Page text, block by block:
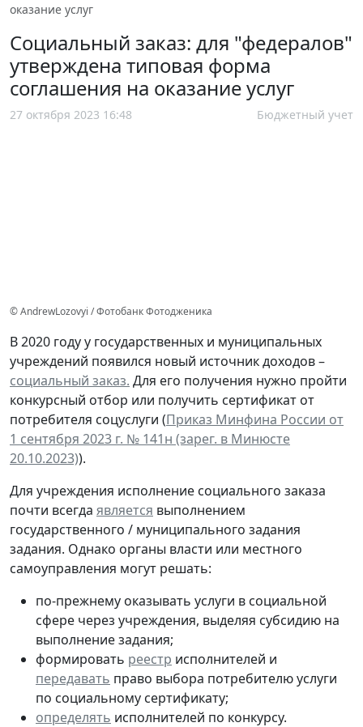
оказание услуг
Социальный заказ: для "федералов"
утверждена типовая форма
соглашения на оказание услуг
27 октября 2023 16:48 Бюджетный учет
© AndrewLozovyi / Фотобанк Фотодженика
В 2020 году у государственных и муниципальных
учреждений появился новый источник доходов –
социальный заказ. Для его получения нужно пройти
конкурсный отбор или получить сертификат от
потребителя соцуслуги (Приказ Минфина России от
1 сентября 2023 г. № 141н (зарег. в Минюсте
20.10.2023)).
Для учреждения исполнение социального заказа
почти всегда является выполнением
государственного / муниципального задания
задания. Однако органы власти или местного
самоуправления могут решать:
по-прежнему оказывать услуги в социальной
сфере через учреждения, выделяя субсидию на
выполнение задания;
формировать реестр исполнителей и
передавать право выбора потребителю услуги
по социальному сертификату;
определять исполнителей по конкурсу.